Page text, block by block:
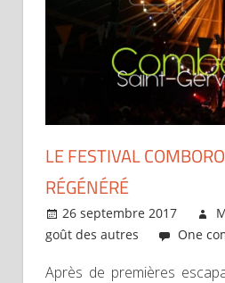
LE FESTIVAL
RÉGÉNÉRÉ
26 septembre 2017
goût des autres
One
Après de premières